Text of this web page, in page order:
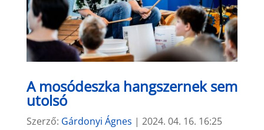
A mosódeszka hangszernek sem
utolsó
Szerző: Gárdonyi Ágnes | 2024. 04. 16. 16:25